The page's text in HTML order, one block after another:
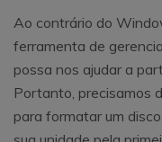
Ao contrário do
ferramenta de
possa nos ajudar a
Portanto, precisamos
para formatar um